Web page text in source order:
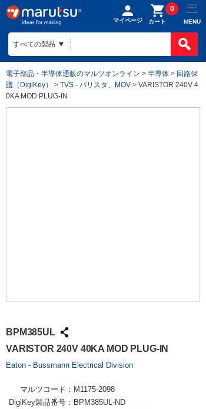
マイページ カート
0
MENU
電子部品・半導体通販のマルツオンライン > 半導体 > 回路保
護（DigiKey）
> TVS - バリスタ、MOV > VARISTOR 240V 4
0KA MOD PLUG-IN
BPM385UL
VARISTOR 240V 40KA MOD PLUG-IN
Eaton - Bussmann Electrical Division
マルツコード： M1175-2098
DigiKey製品番号： BPM385UL-ND